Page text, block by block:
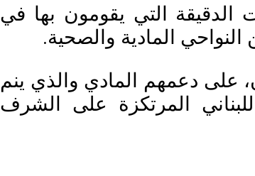
الدقيقة التي يقومون بها في
المادية والصحية.
على دعمهم المادي والذي ينم
المرتكزة على الشرف